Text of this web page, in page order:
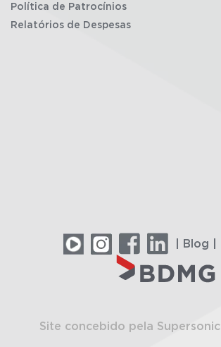
Política de Patrocínios
Relatórios de Despesas
| Blog |
Site concebido pela Supersonic